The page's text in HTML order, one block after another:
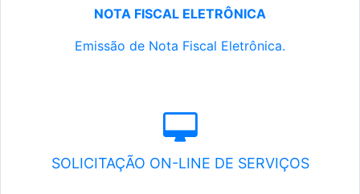
NOTA FISCAL ELETRÔNICA
Emissão de Nota Fiscal Eletrônica.
SOLICITAÇÃO ON-LINE DE SERVIÇOS